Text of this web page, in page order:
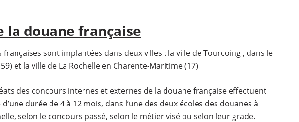
la douane française
françaises sont implantées dans deux villes : la ville de Tourcoing , dans le
et la ville de La Rochelle en Charente-Maritime (17).
des concours internes et externes de la douane française effectuent
durée de 4 à 12 mois, dans l’une des deux écoles des douanes à
selon le concours passé, selon le métier visé ou selon leur grade.